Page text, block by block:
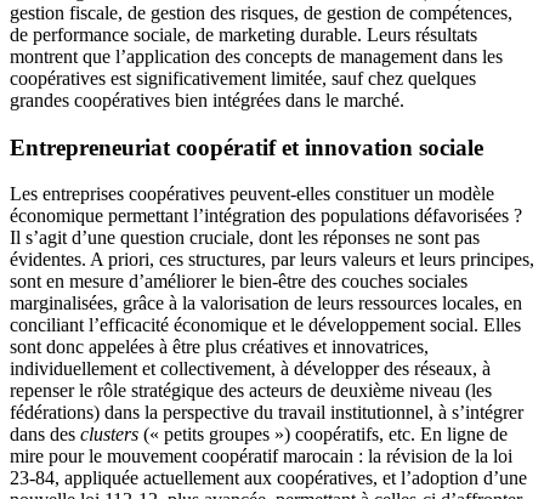
gestion fiscale, de gestion des risques, de gestion de compétences,
de performance sociale, de marketing durable. Leurs résultats
montrent que l’application des concepts de management dans les
coopératives est significativement limitée, sauf chez quelques
grandes coopératives bien intégrées dans le marché.
Entrepreneuriat coopératif et innovation sociale
Les entreprises coopératives peuvent-elles constituer un modèle
économique permettant l’intégration des populations défavorisées ?
Il s’agit d’une question cruciale, dont les réponses ne sont pas
évidentes. A priori, ces structures, par leurs valeurs et leurs principes,
sont en mesure d’améliorer le bien-être des couches sociales
marginalisées, grâce à la valorisation de leurs ressources locales, en
conciliant l’efficacité économique et le développement social. Elles
sont donc appelées à être plus créatives et innovatrices,
individuellement et collectivement, à développer des réseaux, à
repenser le rôle stratégique des acteurs de deuxième niveau (les
fédérations) dans la perspective du travail institutionnel, à s’intégrer
dans des clusters (« petits groupes ») coopératifs, etc. En ligne de
mire pour le mouvement coopératif marocain : la révision de la loi
23-84, appliquée actuellement aux coopératives, et l’adoption d’une